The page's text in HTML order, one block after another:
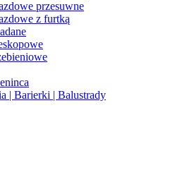
przesuwne
z furtką
| Barierki | Balustrady